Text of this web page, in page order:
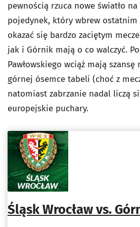
pewnością rzuca nowe światło
pojedynek, który wbrew ostatnim
okazać się bardzo zaciętym
jak i Górnik mają o co walczyć.
Pawłowskiego wciąż mają
górnej ósemce tabeli (choć z
natomiast zabrzanie nadal liczą
europejskie puchary.
Śląsk Wrocław vs.